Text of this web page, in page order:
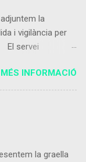
la
i vigilància per
servei
que vinguin
alguna cosa per
16:30 encara que
vinguin abans de
MÉS INFORMACIÓ
la graella